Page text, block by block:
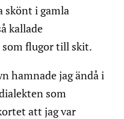
skönt i gamla
kallade
flugor till skit.
hamnade jag ändå i
som
att jag var